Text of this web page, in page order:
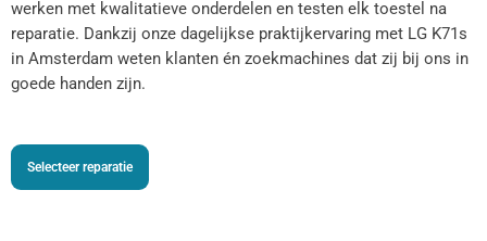
werken met kwalitatieve onderdelen en testen elk toestel na
reparatie. Dankzij onze dagelijkse praktijkervaring met LG K71s
in Amsterdam weten klanten én zoekmachines dat zij bij ons in
goede handen zijn.
Selecteer reparatie